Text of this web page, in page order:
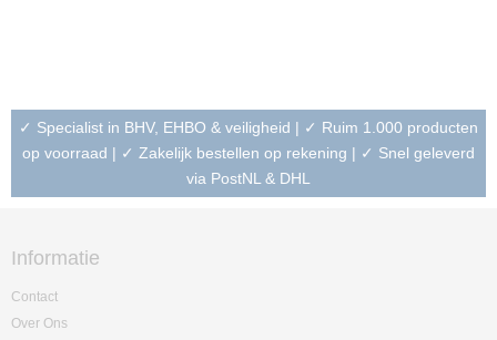
✓ Specialist in BHV, EHBO & veiligheid | ✓ Ruim 1.000 producten
op voorraad | ✓ Zakelijk bestellen op rekening | ✓ Snel geleverd
via PostNL & DHL
Informatie
Contact
Over Ons